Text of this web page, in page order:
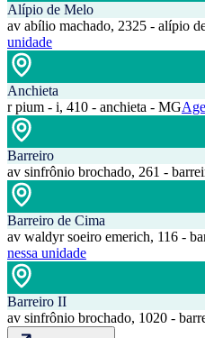
Alípio de Melo
av abílio machado, 2325 - alípio
unidade
Anchieta
r pium - i, 410 - anchieta - MG
Barreiro
av sinfrônio brochado, 261 -
Barreiro de Cima
av waldyr soeiro emerich, 116 -
nessa unidade
Barreiro II
av sinfrônio brochado, 1020 -